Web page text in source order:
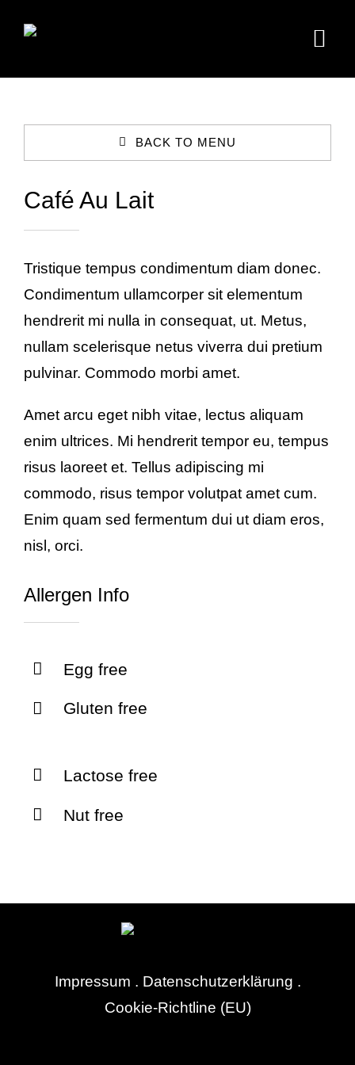
Inhalt
Kontakt
BACK TO MENU
Café Au Lait
Tristique tempus condimentum diam donec.
Condimentum ullamcorper sit elementum
hendrerit mi nulla in consequat, ut. Metus,
nullam scelerisque netus viverra dui pretium
pulvinar. Commodo morbi amet.
Amet arcu eget nibh vitae, lectus aliquam
enim ultrices. Mi hendrerit tempor eu, tempus
risus laoreet et. Tellus adipiscing mi
commodo, risus tempor volutpat amet cum.
Enim quam sed fermentum dui ut diam eros,
nisl, orci.
Allergen Info
Egg free
Gluten free
Lactose free
Nut free
Impressum . Datenschutzerklärung .
Cookie-Richtline (EU)